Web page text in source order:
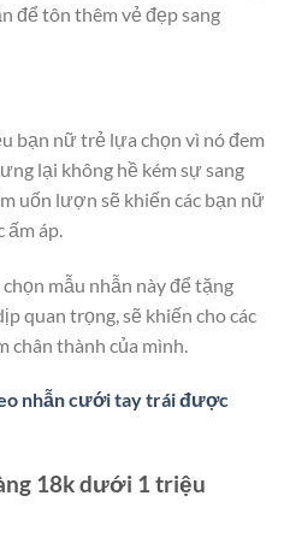
để tôn thêm vẻ đẹp sang
bạn nữ trẻ lựa chọn vì nó đem
lại không hề kém sự sang
uốn lượn sẽ khiến các bạn nữ
ấm áp.
mẫu nhẫn này để tặng
quan trọng, sẽ khiến cho các
thành của mình.
nhẫn cưới tay trái được
18k dưới 1 triệu